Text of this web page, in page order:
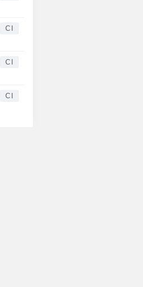
CI
CI
CI